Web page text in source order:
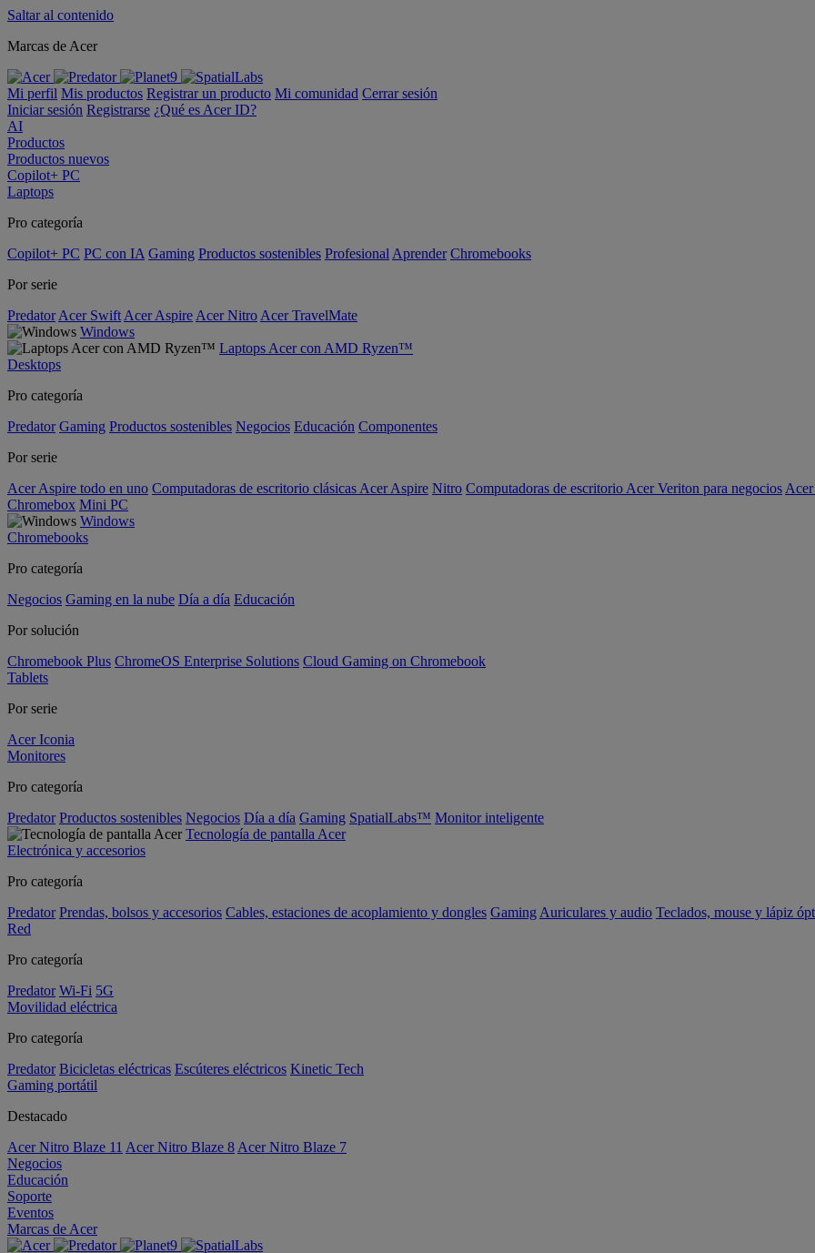
Saltar al contenido
Marcas de Acer
Mi perfil Mis productos Registrar un producto Mi comunidad Cerrar sesión
Iniciar sesión Registrarse ¿Qué es Acer ID?
AI
Productos
Productos nuevos
Copilot+ PC
Laptops
Pro categoría
Copilot+ PC PC con IA Gaming Productos sostenibles Profesional Aprender Chromebooks
Por serie
Predator Acer Swift Acer Aspire Acer Nitro Acer TravelMate
Windows
Laptops Acer con AMD Ryzen™
Desktops
Pro categoría
Predator Gaming Productos sostenibles Negocios Educación Componentes
Por serie
Acer Aspire todo en uno Computadoras de escritorio clásicas Acer Aspire Nitro Computadoras de escritorio Acer Veriton para negocios
Chromebox Mini PC
Windows
Chromebooks
Pro categoría
Negocios Gaming en la nube Día a día Educación
Por solución
Chromebook Plus ChromeOS Enterprise Solutions Cloud Gaming on Chromebook
Tablets
Por serie
Acer Iconia
Monitores
Pro categoría
Predator Productos sostenibles Negocios Día a día Gaming SpatialLabs™ Monitor inteligente
Tecnología de pantalla Acer
Electrónica y accesorios
Pro categoría
Predator Prendas, bolsos y accesorios Cables, estaciones de acoplamiento y dongles Gaming Auriculares y audio Teclados, mouse y lápiz
Red
Pro categoría
Predator Wi-Fi 5G
Movilidad eléctrica
Pro categoría
Predator Bicicletas eléctricas Escúteres eléctricos Kinetic Tech
Gaming portátil
Destacado
Acer Nitro Blaze 11 Acer Nitro Blaze 8 Acer Nitro Blaze 7
Negocios
Educación
Soporte
Eventos
Marcas de Acer